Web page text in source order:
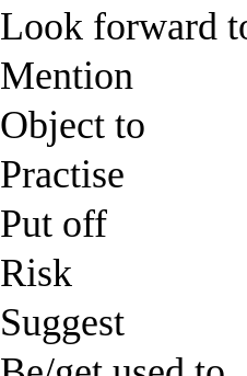
Look forward
Mention
Object to
Practise
Put off
Risk
Suggest